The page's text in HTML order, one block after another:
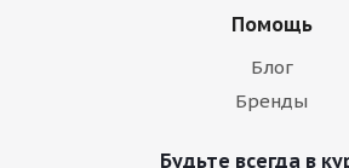
Помощь
Блог
Бренды
Будьте всегда в